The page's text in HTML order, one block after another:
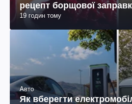
рецепт борщової
19 годин тому
Авто
Як вберегти